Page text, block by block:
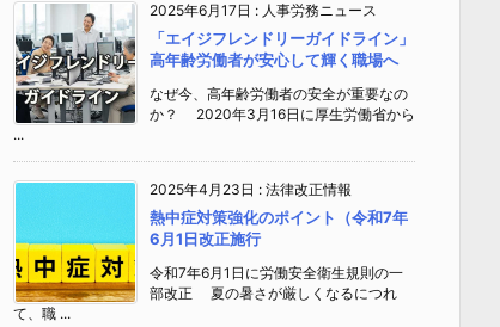
2025年6月17日 : 人事労務ニュース
「エイジフレンドリーガイドライン」
高年齢労働者が安心して輝く職場へ
なぜ今、高年齢労働者の安全が重要なの
か？ 2020年3月16日に厚生労働省から
...
2025年4月23日 : 法律改正情報
熱中症対策強化のポイント（令和7年
6月1日改正施行
令和7年6月1日に労働安全衛生規則の一
部改正 夏の暑さが厳しくなるにつれ
て、職 ...